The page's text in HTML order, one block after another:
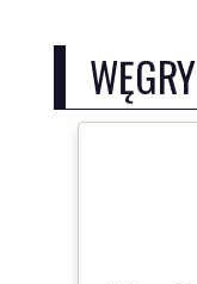
WĘGRY